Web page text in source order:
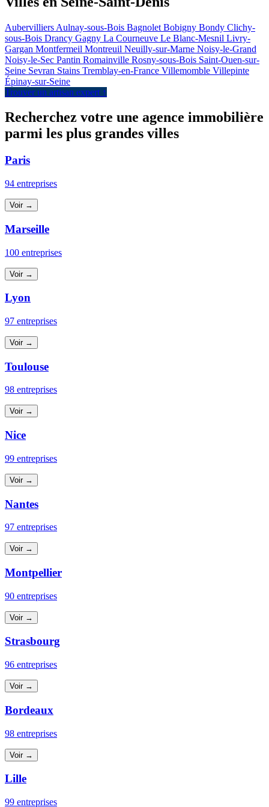
Aubervilliers Aulnay-sous-Bois Bagnolet Bobigny Bondy Clichy-
sous-Bois Drancy Gagny La Courneuve Le Blanc-Mesnil Livry-
Gargan Montfermeil Montreuil Neuilly-sur-Marne Noisy-le-Grand
Noisy-le-Sec Pantin Romainville Rosny-sous-Bois Saint-Ouen-sur-
Seine Sevran Stains Tremblay-en-France Villemomble Villepinte
Épinay-sur-Seine
Trouver un artisan expert ↑
Recherchez votre une agence immobilière
parmi les plus grandes villes
Paris
94 entreprises
Voir →
Marseille
100 entreprises
Voir →
Lyon
97 entreprises
Voir →
Toulouse
98 entreprises
Voir →
Nice
99 entreprises
Voir →
Nantes
97 entreprises
Voir →
Montpellier
90 entreprises
Voir →
Strasbourg
96 entreprises
Voir →
Bordeaux
98 entreprises
Voir →
Lille
99 entreprises